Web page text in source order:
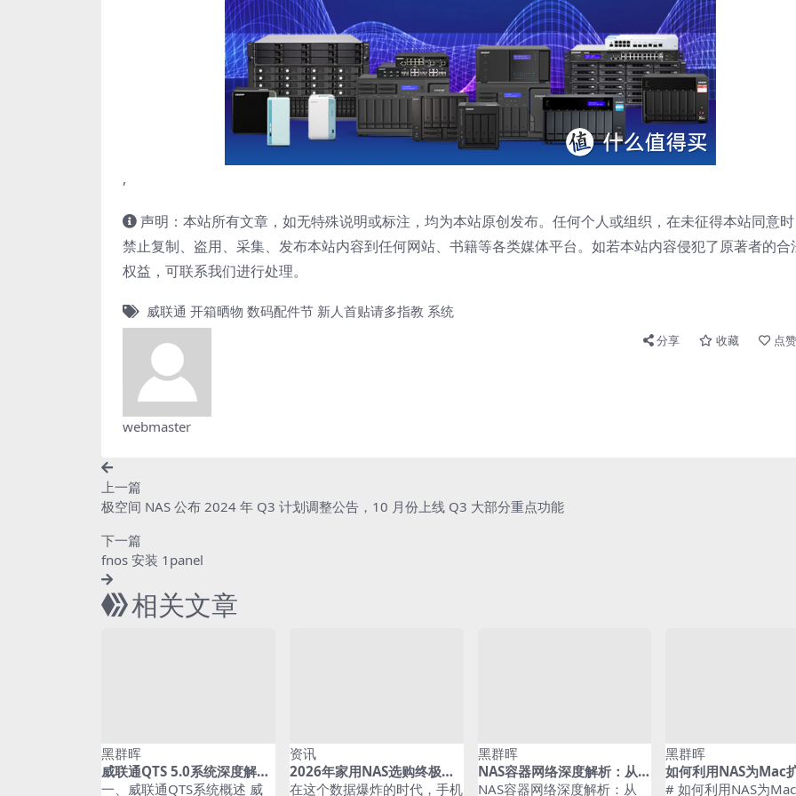
,
声明：本站所有文章，如无特殊说明或标注，均为本站原创发布。任何个人或组织，在未征得本站同意时
禁止复制、盗用、采集、发布本站内容到任何网站、书籍等各类媒体平台。如若本站内容侵犯了原著者的合
权益，可联系我们进行处理。
威联通 开箱晒物 数码配件节 新人首贴请多指教 系统
webmaster
分享 收藏 点
上一篇
极空间 NAS 公布 2024 年 Q3 计划调整公告，10 月份上线 Q3 大部分重点功能
下一篇
fnos 安装 1panel
相关文章
黑群晖
威联通QTS 5.0系统深度解
析：高性能NAS配置与优化全
一、威联通QTS系统概述 威
资讯
2026年家用NAS选购终极指
南：从入门到进阶，一文搞懂
在这个数据爆炸的时代，手机
黑群晖
NAS容器网络深度解析：从B
ridge到Macvlan，Docker
NAS容器网络深度解析：从
黑群晖
如何利用NAS为Mac
实用教程来啦！
# 如何利用NAS为